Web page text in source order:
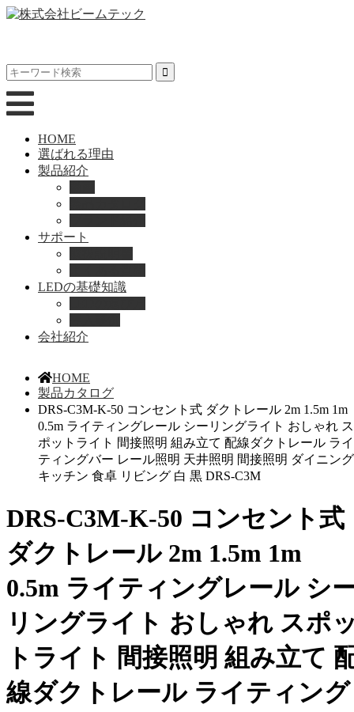
HOME
選ばれる理由
製品紹介
サポート
LEDの基礎知識
会社紹介
HOME
製品カタログ
DRS-C3M-K-50 コンセント式 ダクトレール 2m 1.5m 1m
0.5m ライティングレール シーリングライト おしゃれ ス
ポットライト 間接照明 組み立て 配線ダクトレール ライ
ティングバー レール照明 天井照明 間接照明 ダイニング
キッチン 食卓 リビング 白 黒 DRS-C3M
DRS-C3M-K-50 コンセント式
ダクトレール 2m 1.5m 1m
0.5m ライティングレール シ
リングライト おしゃれ スポ
トライト 間接照明 組み立て
線ダクトレール ライティング